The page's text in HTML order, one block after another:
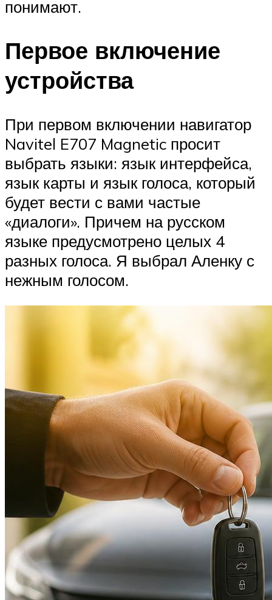
понимают.
Первое включение
устройства
При первом включении навигатор
Navitel E707 Magnetic просит
выбрать языки: язык интерфейса,
язык карты и язык голоса, который
будет вести с вами частые
«диалоги». Причем на русском
языке предусмотрено целых 4
разных голоса. Я выбрал Аленку с
нежным голосом.